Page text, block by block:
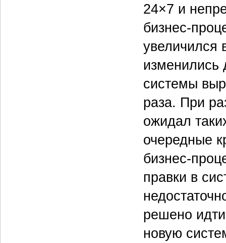
24×7 и
бизнес-
увеличился
изменились
системы
раза. При
ожидал
очередные
бизнес-
правки в
решено
новую